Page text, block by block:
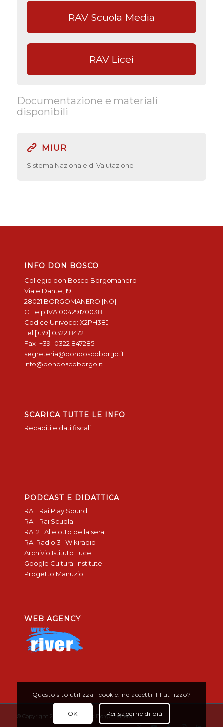
RAV Scuola Media
RAV Licei
Documentazione e materiali
disponibili
MIUR
Sistema Nazionale di Valutazione
INFO DON BOSCO
Collegio don Bosco Borgomanero
Viale Dante, 19
28021 BORGOMANERO [NO]
CF e p.IVA 00429170038
Codice Univoco: X2PH38J
Tel [+39] 0322 847211
Fax [+39] 0322 847285
segreteria@donboscoborgo.it
info@donboscoborgo.it
SCARICA TUTTE LE INFO
Recapiti e dati fiscali
PODCAST E DIDATTICA
RAI | Rai Play Sound
RAI | Rai Scuola
RAI 2 | Alle otto della sera
RAI Radio 3 | Wikiradio
Archivio Istituto Luce
Google Cultural Institute
Progetto Manuzio
WEB AGENCY
© Copyright 2019 - Don Bosco Borgomanero
Questo sito utilizza i cookie: ne accetti il l'utilizzo?
OK Per saperne di più